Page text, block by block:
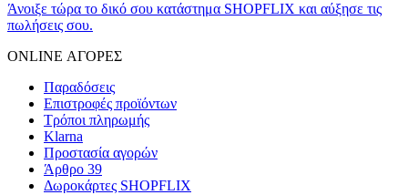
Άνοιξε τώρα το δικό σου κατάστημα SHOPFLIX και αύξησε τις
πωλήσεις σου.
ONLINE ΑΓΟΡΕΣ
Παραδόσεις
Επιστροφές προϊόντων
Τρόποι πληρωμής
Klarna
Προστασία αγορών
Άρθρο 39
Δωροκάρτες SHOPFLIX